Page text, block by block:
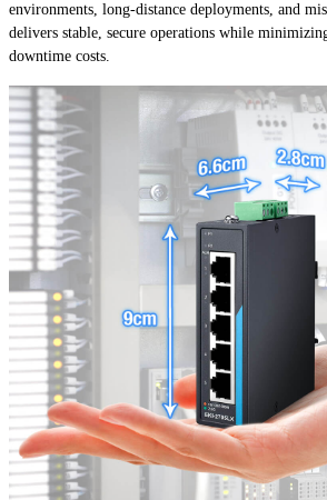
environments, long-distance deployments, and
delivers stable, secure operations while
downtime costs.